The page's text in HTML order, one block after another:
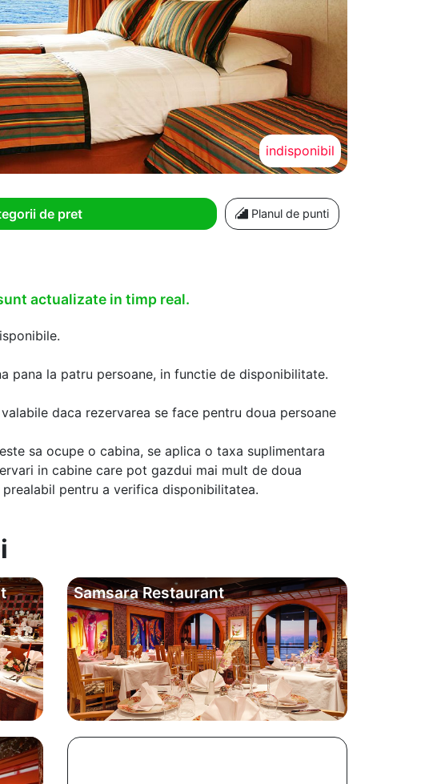
indisponibil
de pret Planul de punti
actualizate in timp real.
pana la patru persoane, in functie de disponibilitate.
daca rezervarea se face pentru doua persoane
sa ocupe o cabina, se aplica o taxa suplimentara
in cabine care pot gazdui mai mult de doua
pentru a verifica disponibilitatea.
Samsara Restaurant